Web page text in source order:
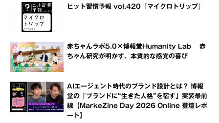
ヒット習慣予報 vol.420『マイクロトリップ』
赤ちゃんラボ5.0×博報堂Humanity Lab 赤
ちゃん研究が明かす、本質的な感覚の喜び
AIエージェント時代のブランド設計とは？ 博報
堂の「ブランドに“生きた人格”を宿す」実装最前
線【MarkeZine Day 2026 Online 登壇レポ
ート】